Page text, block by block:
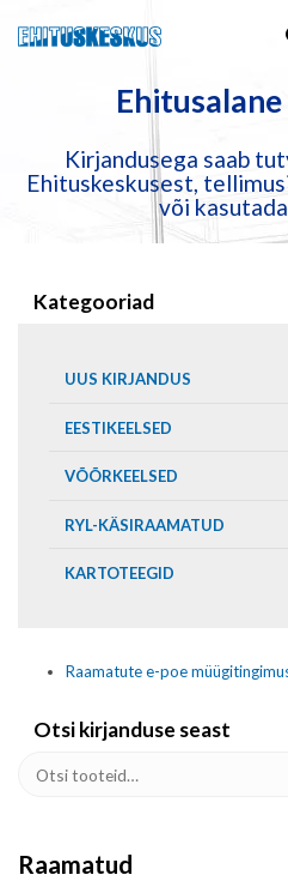
Kirjandusega saab
Ehituskeskusest,
või
Kategooriad
UUS KIRJANDUS
EESTIKEELSED
VÕÕRKEELSED
RYL-KÄSIRAAMATUD
KARTOTEEGID
Raamatute e-poe
Otsi kirjanduse seast
Raamatud